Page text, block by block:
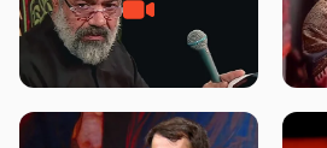
جواد
مقدم – شب هشتم محرم 1448 –
مادر منم مثل تو خمیدم – حاج
محمود کریمی – شهادت حضرت
هیئت رایة العباس علیه السلام